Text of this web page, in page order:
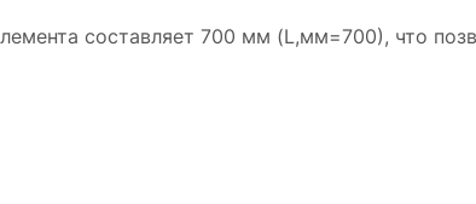
составляет 700 мм (L,мм=700), что